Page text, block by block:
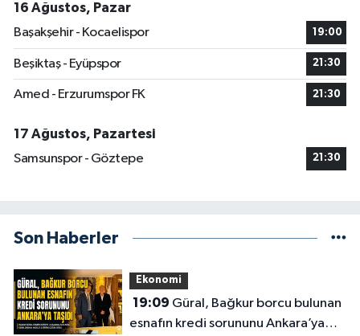
16 Ağustos, Pazar
Başakşehir - Kocaelispor
19:00
Beşiktaş - Eyüpspor 21:30
Amed - Erzurumspor FK 21:30
17 Ağustos, Pazartesi
Samsunspor - Göztepe
21:30
Son Haberler
Ekonomi
19:09
esnafın kredi sorununu Ankara’ya